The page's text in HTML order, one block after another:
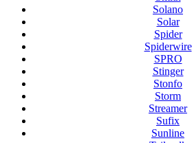
Solano
Solar
Spider
Spiderwire
SPRO
Stinger
Stonfo
Storm
Streamer
Sufix
Sunline